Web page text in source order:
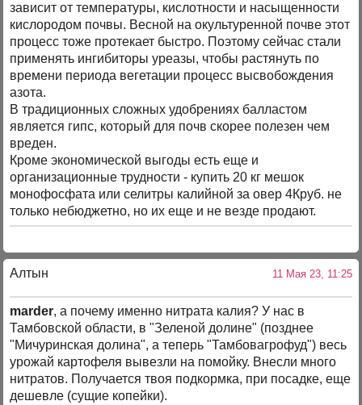
зависит от температуры, кислотности и насыщенности
кислородом почвы. Весной на окультуренной почве этот
процесс тоже протекает быстро. Поэтому сейчас стали
применять ингибиторы уреазы, чтобы растянуть по
времени периода вегетации процесс высвобождения
азота.
В традиционных сложных удобрениях балластом
является гипс, который для почв скорее полезен чем
вреден.
Кроме экономической выгоды есть еще и
организационные трудности - купить 20 кг мешок
монофосфата или селитры калийной за овер 4Круб. не
только небюджетно, но их еще и не везде продают.
Алтын 11 Мая 23, 11:25
marder, а почему именно нитрата калия? У нас в
Тамбовской области, в "Зеленой долине" (позднее
"Мичуринская долина", а теперь "Тамбовагрофуд") весь
урожай картофеля вывезли на помойку. Внесли много
нитратов. Получается твоя подкормка, при посадке, еще
дешевле (сущие копейки).